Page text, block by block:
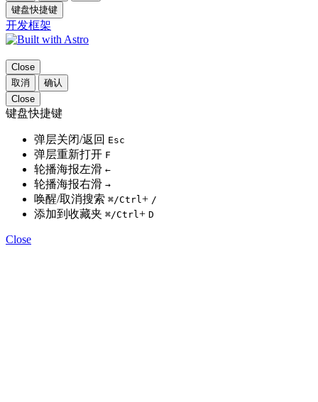
键盘快捷键
开发框架
Close
取消
确认
Close
键盘快捷键
弹层关闭/返回 Esc
弹层重新打开 F
轮播海报左滑 ←
轮播海报右滑 →
唤醒/取消搜索 ⌘/Ctrl + /
添加到收藏夹 ⌘/Ctrl + D
Close